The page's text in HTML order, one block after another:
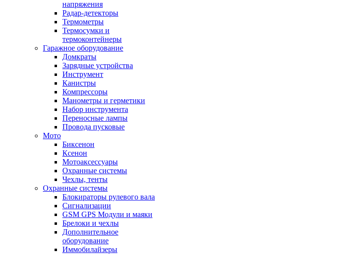
напряжения
Радар-детекторы
Термометры
Термосумки и
термоконтейнеры
Гаражное оборудование
Домкраты
Зарядные устройства
Инструмент
Канистры
Компрессоры
Манометры и герметики
Набор инструмента
Переносные лампы
Провода пусковые
Мото
Биксенон
Ксенон
Мотоаксессуары
Охранные системы
Чехлы, тенты
Охранные системы
Блокираторы рулевого вала
Сигнализации
GSM GPS Модули и маяки
Брелоки и чехлы
Дополнительное
оборудование
Иммобилайзеры